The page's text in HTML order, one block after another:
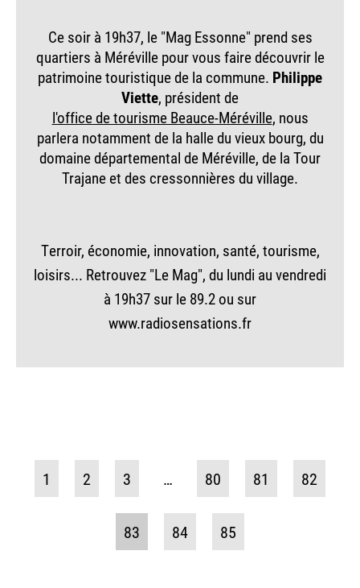
Ce soir à 19h37, le "Mag Essonne" prend ses
quartiers à Méréville pour vous faire découvrir le
patrimoine touristique de la commune. Philippe
Viette, président de
l'office de tourisme Beauce-Méréville, nous
parlera notamment de la halle du vieux bourg, du
domaine départemental de Méréville, de la Tour
Trajane et des cressonnières du village.
Terroir, économie, innovation, santé, tourisme,
loisirs... Retrouvez "Le Mag", du lundi au vendredi
à 19h37 sur le 89.2 ou sur
www.radiosensations.fr
1 2 3 … 80 81 82
83 84 85